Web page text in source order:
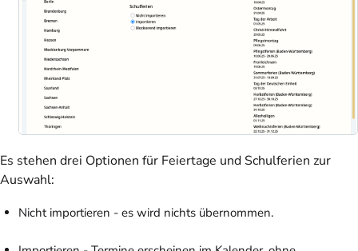
Es stehen drei Optionen für Feiertage und Schulferien zur
Auswahl:
Nicht importieren - es wird nichts übernommen.